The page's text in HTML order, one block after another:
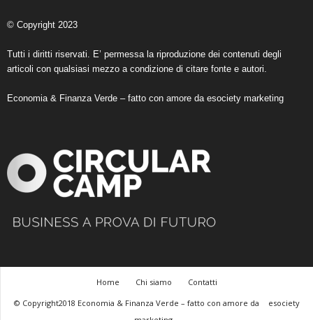
© Copyright 2023
Tutti i diritti riservati. E’ permessa la riproduzione dei contenuti degli
articoli con qualsiasi mezzo a condizione di citare fonte e autori.
Economia & Finanza Verde – fatto con amore da esociety marketing
Home Chi siamo
Contatti
© Copyright2018 Economia & Finanza Verde – fatto con amore da
esociety